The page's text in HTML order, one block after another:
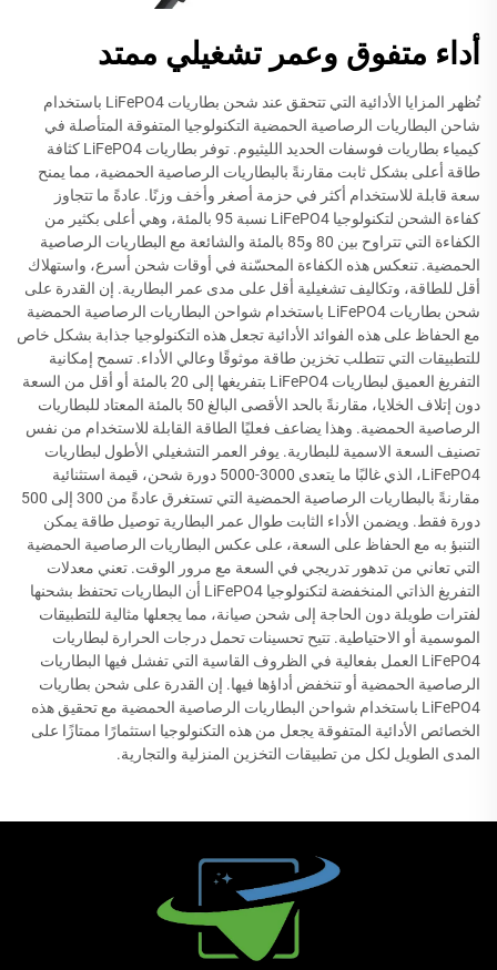
أداء متفوق وعمر تشغيلي ممتد
تُظهر المزايا الأدائية التي تتحقق عند شحن بطاريات LiFePO4 باستخدام
شاحن البطاريات الرصاصية الحمضية التكنولوجيا المتفوقة المتأصلة في
كيمياء بطاريات فوسفات الحديد الليثيوم. توفر بطاريات LiFePO4 كثافة
طاقة أعلى بشكل ثابت مقارنةً بالبطاريات الرصاصية الحمضية، مما يمنح
سعة قابلة للاستخدام أكثر في حزمة أصغر وأخف وزنًا. عادةً ما تتجاوز
كفاءة الشحن لتكنولوجيا LiFePO4 نسبة 95 بالمئة، وهي أعلى بكثير من
الكفاءة التي تتراوح بين 80 و85 بالمئة والشائعة مع البطاريات الرصاصية
الحمضية. تنعكس هذه الكفاءة المحسّنة في أوقات شحن أسرع، واستهلاك
أقل للطاقة، وتكاليف تشغيلية أقل على مدى عمر البطارية. إن القدرة على
شحن بطاريات LiFePO4 باستخدام شواحن البطاريات الرصاصية الحمضية
مع الحفاظ على هذه الفوائد الأدائية تجعل هذه التكنولوجيا جذابة بشكل خاص
للتطبيقات التي تتطلب تخزين طاقة موثوقًا وعالي الأداء. تسمح إمكانية
التفريغ العميق لبطاريات LiFePO4 بتفريغها إلى 20 بالمئة أو أقل من السعة
دون إتلاف الخلايا، مقارنةً بالحد الأقصى البالغ 50 بالمئة المعتاد للبطاريات
الرصاصية الحمضية. وهذا يضاعف فعليًا الطاقة القابلة للاستخدام من نفس
تصنيف السعة الاسمية للبطارية. يوفر العمر التشغيلي الأطول لبطاريات
LiFePO4، الذي غالبًا ما يتعدى 3000-5000 دورة شحن، قيمة استثنائية
مقارنةً بالبطاريات الرصاصية الحمضية التي تستغرق عادةً من 300 إلى 500
دورة فقط. ويضمن الأداء الثابت طوال عمر البطارية توصيل طاقة يمكن
التنبؤ به مع الحفاظ على السعة، على عكس البطاريات الرصاصية الحمضية
التي تعاني من تدهور تدريجي في السعة مع مرور الوقت. تعني معدلات
التفريغ الذاتي المنخفضة لتكنولوجيا LiFePO4 أن البطاريات تحتفظ بشحنها
لفترات طويلة دون الحاجة إلى شحن صيانة، مما يجعلها مثالية للتطبيقات
الموسمية أو الاحتياطية. تتيح تحسينات تحمل درجات الحرارة لبطاريات
LiFePO4 العمل بفعالية في الظروف القاسية التي تفشل فيها البطاريات
الرصاصية الحمضية أو تنخفض أداؤها فيها. إن القدرة على شحن بطاريات
LiFePO4 باستخدام شواحن البطاريات الرصاصية الحمضية مع تحقيق هذه
الخصائص الأدائية المتفوقة يجعل من هذه التكنولوجيا استثمارًا ممتازًا على
المدى الطويل لكل من تطبيقات التخزين المنزلية والتجارية.